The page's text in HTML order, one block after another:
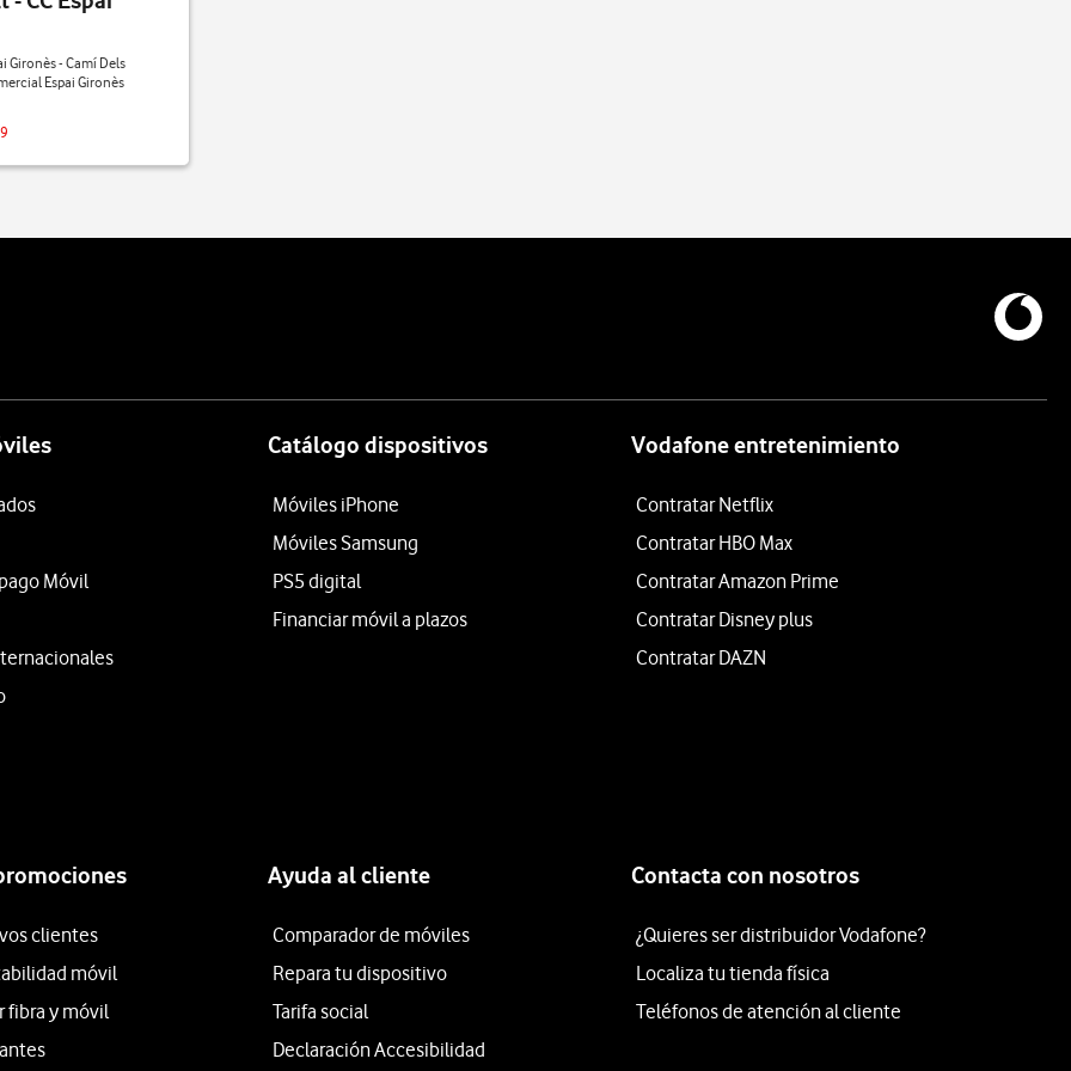
Gironès - Camí Dels
Espai Gironès
Móvil
Catálogo dispositivos
Móviles iPhone
Móviles Samsung
PS5 digital
Financiar móvil a plazos
Vodafone entretenimiento
Contratar Netflix
Contratar HBO Max
Contratar Amazon Prime
Contratar Disney plus
Contratar DAZN
clientes
móvil
fibra y móvil
Ayuda al cliente
Comparador de móviles
Repara tu dispositivo
Tarifa social
Declaración Accesibilidad
Contacta con nosotros
¿Quieres ser distribuidor Vodafone?
Localiza tu tienda física
Teléfonos de atención al cliente